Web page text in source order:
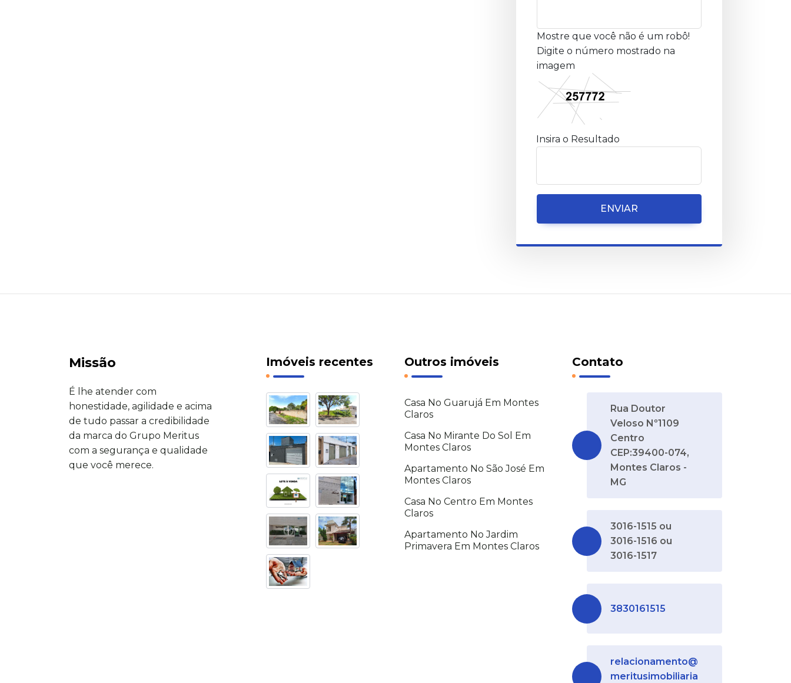
Mostre que você não é um robô!
Digite o número mostrado na
imagem
Insira o Resultado
ENVIAR
Missão
É lhe atender com
honestidade, agilidade e acima
de tudo passar a credibilidade
da marca do Grupo Meritus
com a segurança e qualidade
que você merece.
Imóveis recentes Outros imóveis
Casa No Guarujá Em Montes
Claros
Casa No Mirante Do Sol Em
Montes Claros
Apartamento No São José Em
Montes Claros
Casa No Centro Em Montes
Claros
Apartamento No Jardim
Primavera Em Montes Claros
Contato
Rua Doutor
Veloso Nº1109
Centro
CEP:39400-074,
Montes Claros -
MG
3016-1515 ou
3016-1516 ou
3016-1517
3830161515
relacionamento@
meritusimobiliaria